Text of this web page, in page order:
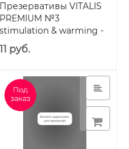
Презервативы VITALIS
PREMIUM №3
stimulation & warming -
с согревающим
эффектом
11 руб.